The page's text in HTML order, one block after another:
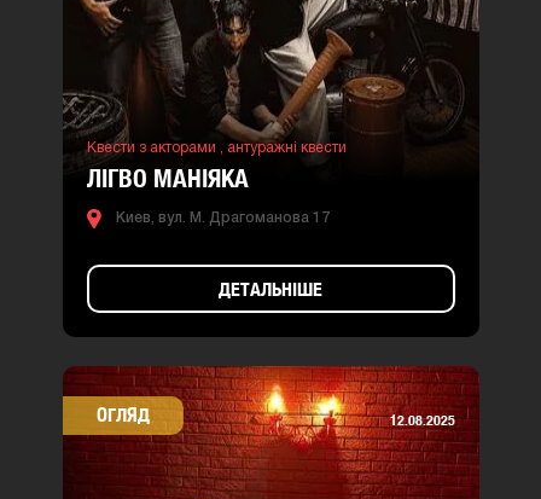
Квести з акторами , антуражні квести
ЛІГВО МАНІЯКА
Киев, вул. М. Драгоманова 17
ДЕТАЛЬНІШЕ
ОГЛЯД 12.08.2025